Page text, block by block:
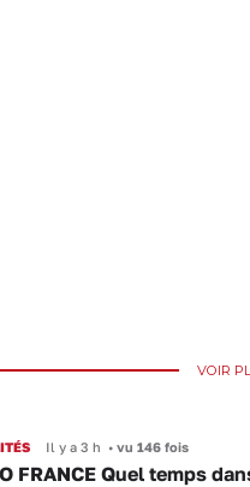
VOIR
Il y a 3 h •vu 146 fois
FRANCE Quel temps